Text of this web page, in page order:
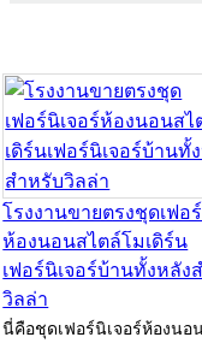
โรงงานขายตรงชุดเฟอ
ห้องนอนสไตล์โมเดิร์น
เฟอร์นิเจอร์บ้านทั้งหลัง
วิลล่า
นี่คือชุดเฟอร์นิเจอร์ห้องนอ